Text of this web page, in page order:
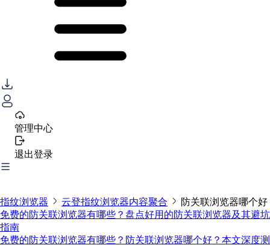
管理中心
退出登录
指纹浏览器 云登指纹浏览器内容聚合
防关联浏览器哪个好
免费的防关联浏览器有哪些？盘点好用的防关联浏览器及其避坑
指南
免费的防关联浏览器有哪些？防关联浏览器哪个好？本文深度测